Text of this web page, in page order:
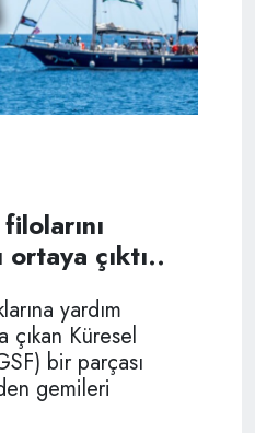
çıktı..
yardım
çıkan Küresel
bir parçası
gemileri